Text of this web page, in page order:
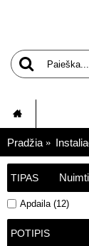
Pradžia
TIPAS
Apdaila (12)
POTIPIS